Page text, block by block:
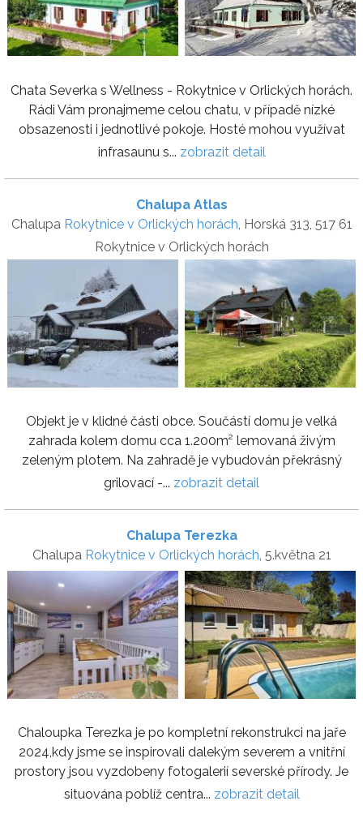
Chata Severka s Wellness - Rokytnice v Orlických horách.
Rádi Vám pronajmeme celou chatu, v případě nízké
obsazenosti i jednotlivé pokoje. Hosté mohou využívat
infrasaunu s... zobrazit detail
Chalupa Atlas
Chalupa Rokytnice v Orlických horách , Horská 313, 517 61
Rokytnice v Orlických horách
Objekt je v klidné části obce. Součástí domu je velká
zahrada kolem domu cca 1.200m² lemovaná živým
zeleným plotem. Na zahradě je vybudován překrásný
grilovací -... zobrazit detail
Chalupa Terezka
Chalupa Rokytnice v Orlických horách, 5.května 21
Chaloupka Terezka je po kompletní rekonstrukci na jaře
2024,kdy jsme se inspirovali dalekým severem a vnitřní
prostory jsou vyzdobeny fotogalerií severské přírody. Je
situována poblíž centra... zobrazit detail